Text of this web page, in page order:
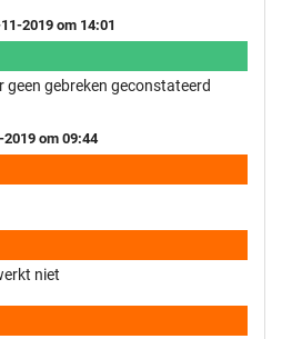
2019 om 14:01
geen gebreken geconstateerd
om 09:44
niet